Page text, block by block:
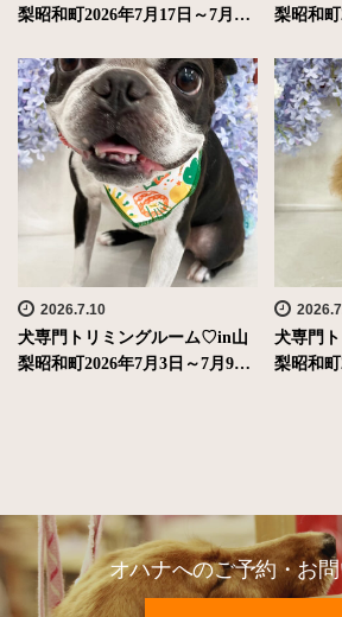
梨昭和町2026年7月17日～7月…
梨昭和
2026.7.10
犬専門トリミングルーム♡in山
梨昭和町2026年7月3日～7月9…
犬専門
梨昭和
オハナへのご予約・お